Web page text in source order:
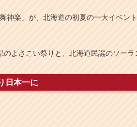
楽」が、北海道の初夏の一大イベン
よさこい祭りと、北海道民謡のソー
日本一に